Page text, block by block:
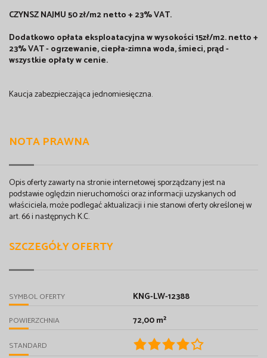
CZYNSZ NAJMU 50 zł/m2 netto + 23% VAT.
Dodatkowo opłata eksploatacyjna w wysokości 15zł/m2. netto +
23% VAT - ogrzewanie, ciepła-zimna woda, śmieci, prąd -
wszystkie opłaty w cenie.
Kaucja zabezpieczająca jednomiesięczna.
NOTA PRAWNA
Opis oferty zawarty na stronie internetowej sporządzany jest na
podstawie oględzin nieruchomości oraz informacji uzyskanych od
właściciela, może podlegać aktualizacji i nie stanowi oferty określonej w
art. 66 i następnych K.C.
SZCZEGÓŁY OFERTY
SYMBOL OFERTY KNG-LW-12388
POWIERZCHNIA 72,00 m²
STANDARD